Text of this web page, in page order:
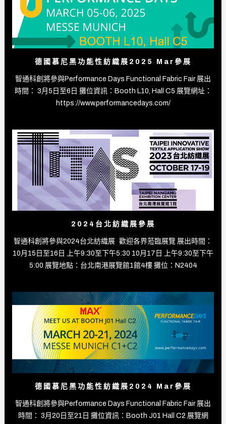
德國慕尼黑功能性紡織展2025 Mar參展
智通科創將參與Performance Days Functional Fabric Fair 展出
時間： 3月5日至6日 攤位資訊：Booth L10, Hall C5 展覽網址：
https://www.performancedays.com/
2024台北紡織展參展
智通科創將參與2024台北紡織展 歡迎各界蒞臨展覽 展出時間：
10月15日至16日 上午9:30至下午5:30 10月17日 上午9:30至下午
5:00 展覽地點：台北南港展覽館1館4樓 攤位：N2404
德國慕尼黑功能性紡織展2024 Mar參展
智通科創將參與Performance Days Functional Fabric Fair 展出
時間： 3月20日至21日 攤位資訊：Booth J01 Hall C2 展覽網